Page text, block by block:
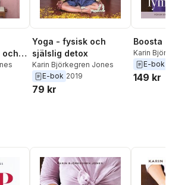
och
Yoga - fysisk och
själslig detox
Karin Björkegren Jones
E-bok 2019
79 kr
Boosta
Karin Björkegren
E-bok
149 kr